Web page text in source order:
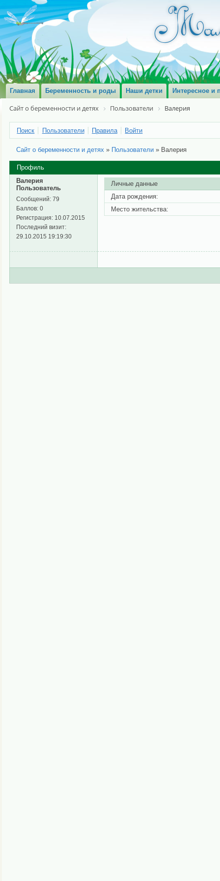
Главная Беременность и роды Наши детки Интересное и
Сайт о беременности и детях Пользователи Валерия
Поиск Пользователи Правила Войти
Сайт о беременности и детях » Пользователи » Валерия
Профиль
Валерия
Пользователь
Сообщений: 79
Баллов: 0
Регистрация: 10.07.2015
Последний визит:
29.10.2015 19:19:30
Личные данные
Дата рождения:
Место жительства: